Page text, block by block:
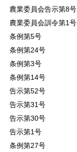
農業委員会告示第8号
農業委員会訓令第1号
条例第5号
条例第24号
条例第3号
条例第14号
告示第52号
告示第31号
告示第30号
告示第1号
条例第27号